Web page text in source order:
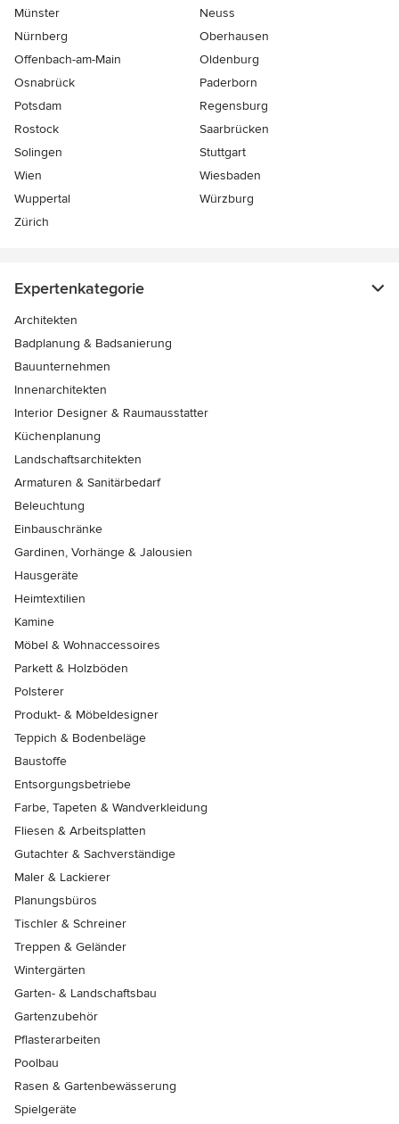
Münster
Neuss
Nürnberg
Oberhausen
Offenbach-am-Main
Oldenburg
Osnabrück
Paderborn
Potsdam
Regensburg
Rostock
Saarbrücken
Solingen
Stuttgart
Wien
Wiesbaden
Wuppertal
Würzburg
Zürich
Expertenkategorie
Architekten
Badplanung & Badsanierung
Bauunternehmen
Innenarchitekten
Interior Designer & Raumausstatter
Küchenplanung
Landschaftsarchitekten
Armaturen & Sanitärbedarf
Beleuchtung
Einbauschränke
Gardinen, Vorhänge & Jalousien
Hausgeräte
Heimtextilien
Kamine
Möbel & Wohnaccessoires
Parkett & Holzböden
Polsterer
Produkt- & Möbeldesigner
Teppich & Bodenbeläge
Baustoffe
Entsorgungsbetriebe
Farbe, Tapeten & Wandverkleidung
Fliesen & Arbeitsplatten
Gutachter & Sachverständige
Maler & Lackierer
Planungsbüros
Tischler & Schreiner
Treppen & Geländer
Wintergärten
Garten- & Landschaftsbau
Gartenzubehör
Pflasterarbeiten
Poolbau
Rasen & Gartenbewässerung
Spielgeräte